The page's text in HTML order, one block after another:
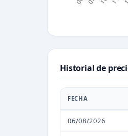
Historial de
FECHA
06/08/2026